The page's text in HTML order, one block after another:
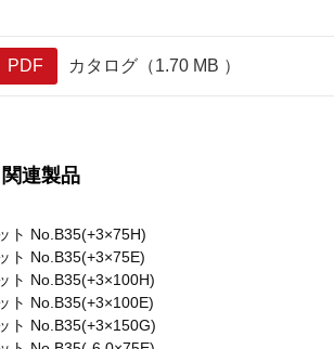
PDF カタログ（1.70 MB ）
関連製品
ト No.B35(+3×75H)
ト No.B35(+3×75E)
ト No.B35(+3×100H)
ト No.B35(+3×100E)
ト No.B35(+3×150G)